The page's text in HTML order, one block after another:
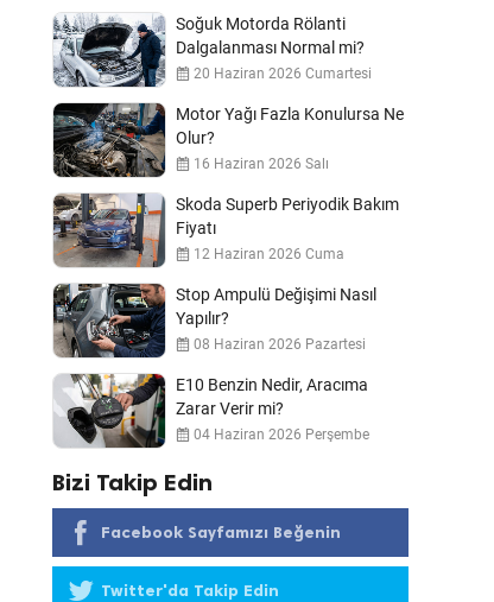
Soğuk Motorda Rölanti
Dalgalanması Normal mi?
20 Haziran 2026 Cumartesi
Motor Yağı Fazla Konulursa Ne
Olur?
16 Haziran 2026 Salı
Skoda Superb Periyodik Bakım
Fiyatı
12 Haziran 2026 Cuma
Stop Ampulü Değişimi Nasıl
Yapılır?
08 Haziran 2026 Pazartesi
E10 Benzin Nedir, Aracıma
Zarar Verir mi?
04 Haziran 2026 Perşembe
Bizi Takip Edin
Facebook Sayfamızı Beğenin
Twitter'da Takip Edin